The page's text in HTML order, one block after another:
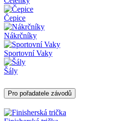
Čepice
Nákrčníky
Sportovní Vaky
Šály
Pro pořadatele závodů